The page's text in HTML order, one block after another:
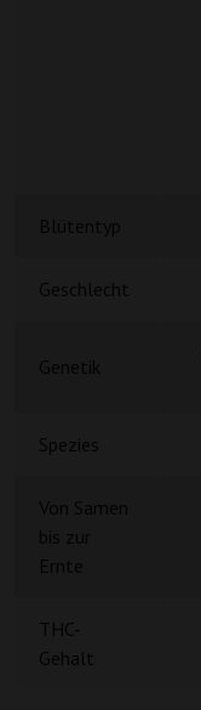
Geschlecht
Spezies
THC-
Gehalt